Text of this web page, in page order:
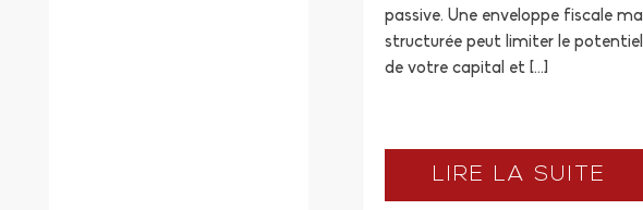
passive. Une enveloppe fiscale mal
structurée peut limiter le potentiel
de votre capital et […]
LIRE LA SUITE